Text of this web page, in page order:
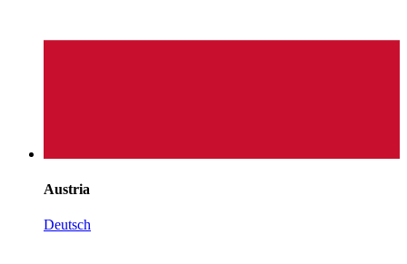
Austria
Deutsch